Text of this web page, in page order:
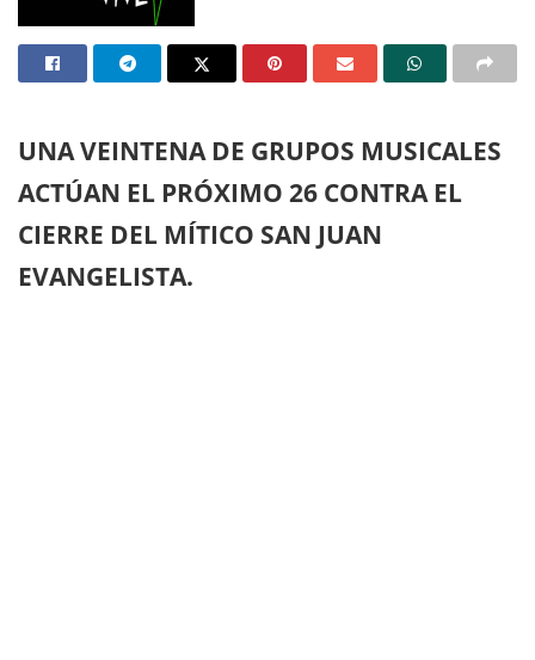
UNA VEINTENA DE GRUPOS MUSICALES
ACTÚAN EL PRÓXIMO 26 CONTRA EL
CIERRE DEL MÍTICO SAN JUAN
EVANGELISTA.